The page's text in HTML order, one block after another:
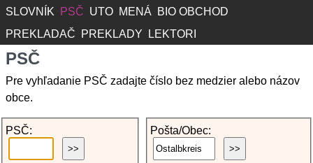
SLOVNÍK PSČ UTO MENÁ
BIO OBCHOD
PREKLADAČ
PREKLADY LEKTORI
PSČ
Pre vyhľadanie PSČ zadajte číslo bez medzier alebo názov
obce.
PSČ: Pošta/Obec: